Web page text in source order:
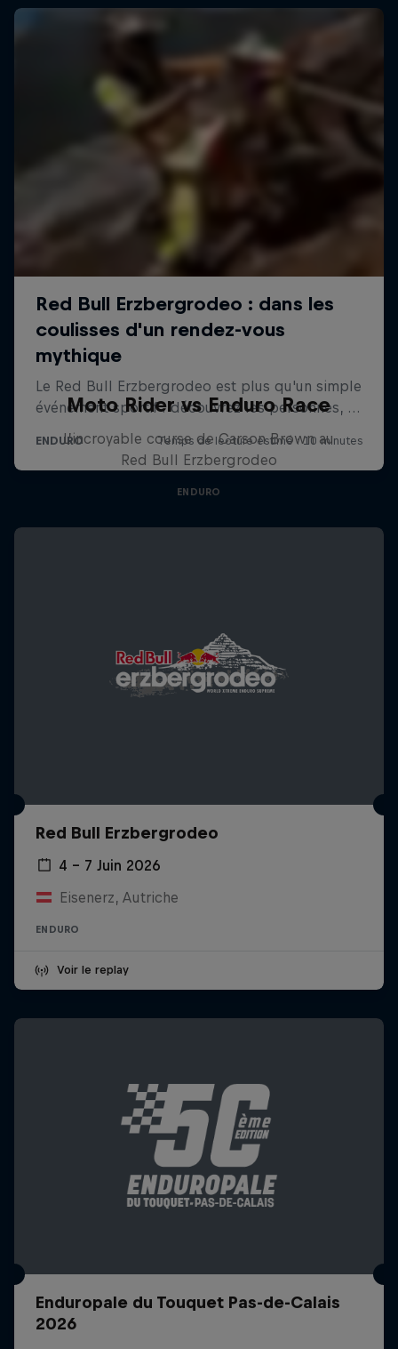
Moto Rider vs Enduro Race
L’incroyable course de Carson Brown au
Red Bull Erzbergrodeo
ENDURO
Red Bull Erzbergrodeo
4 – 7 Juin 2026
Eisenerz, Autriche
ENDURO
Voir le replay
Enduropale du Touquet Pas-de-Calais
2026